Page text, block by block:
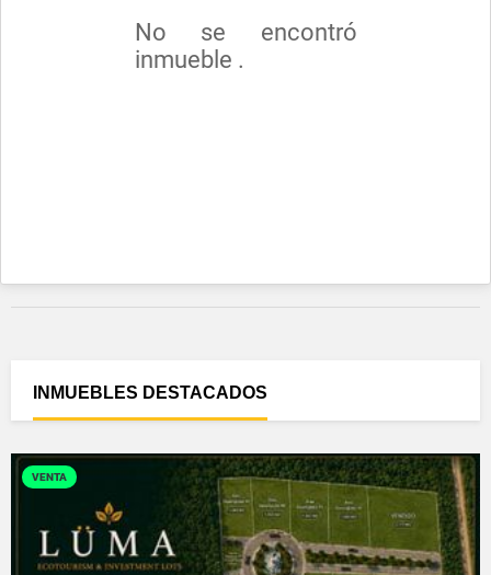
No se encontró
inmueble .
INMUEBLES DESTACADOS
VENTA